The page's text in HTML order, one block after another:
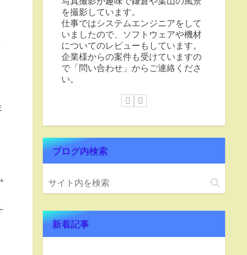
を撮影しています。
仕事ではシステムエンジニアをして
いましたので、ソフトウェアや機材
についてのレビューもしています。
企業様からの案件も受けていますの
で「問い合わせ」からご連絡くださ
い。
ブログ内検索
新着記事